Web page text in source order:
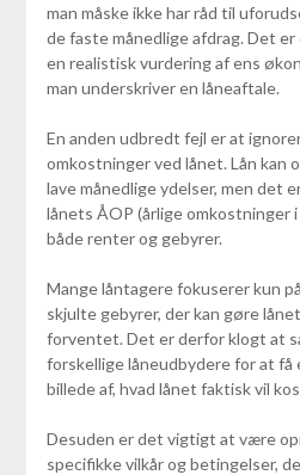
man måske ikke har råd til
de faste månedlige afdrag. Det
en realistisk vurdering af ens
man underskriver en låneaftale.
En anden udbredt fejl er at
omkostninger ved lånet. Lån kan
lave månedlige ydelser, men det
lånets ÅOP (årlige omkostninger
både renter og gebyrer.
Mange låntagere fokuserer kun
skjulte gebyrer, der kan gøre
forventet. Det er derfor klogt at
forskellige låneudbydere for at
billede af, hvad lånet faktisk vil
Desuden er det vigtigt at være
specifikke vilkår og betingelser,